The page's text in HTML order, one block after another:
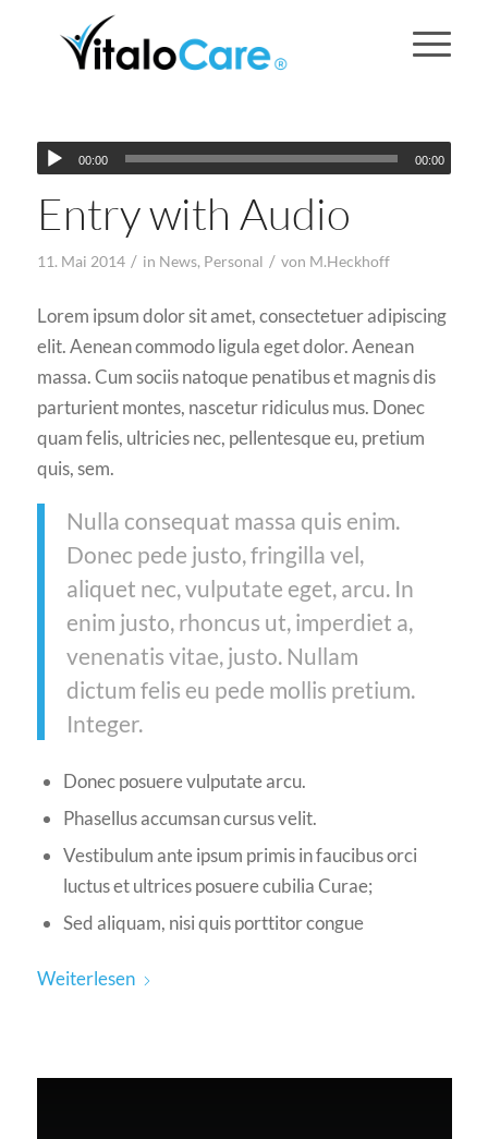
00:00 00:00
Entry with Audio
11. Mai 2014 / in News, Personal / von M.Heckhoff
Lorem ipsum dolor sit amet, consectetuer adipiscing
elit. Aenean commodo ligula eget dolor. Aenean
massa. Cum sociis natoque penatibus et magnis dis
parturient montes, nascetur ridiculus mus. Donec
quam felis, ultricies nec, pellentesque eu, pretium
quis, sem.
Nulla consequat massa quis enim.
Donec pede justo, fringilla vel,
aliquet nec, vulputate eget, arcu. In
enim justo, rhoncus ut, imperdiet a,
venenatis vitae, justo. Nullam
dictum felis eu pede mollis pretium.
Integer.
Donec posuere vulputate arcu.
Phasellus accumsan cursus velit.
Vestibulum ante ipsum primis in faucibus orci
luctus et ultrices posuere cubilia Curae;
Sed aliquam, nisi quis porttitor congue
Weiterlesen